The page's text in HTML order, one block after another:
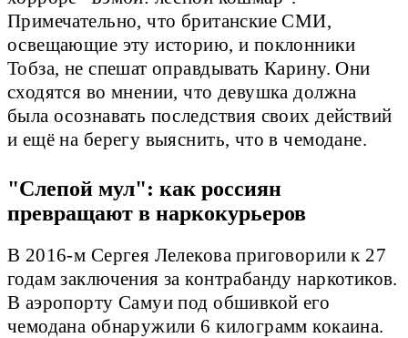
Примечательно, что британские СМИ,
освещающие эту историю, и поклонники
Тобза, не спешат оправдывать Карину. Они
сходятся во мнении, что девушка должна
была осознавать последствия своих действий
и ещё на берегу выяснить, что в чемодане.
"Слепой мул": как россиян
превращают в наркокурьеров
В 2016-м Сергея Лелекова приговорили к 27
годам заключения за контрабанду наркотиков.
В аэропорту Самуи под обшивкой его
чемодана обнаружили 6 килограмм кокаина.